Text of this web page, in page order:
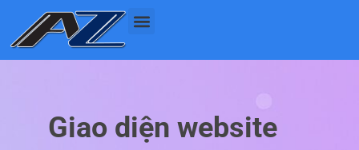
nội
Giao diện website